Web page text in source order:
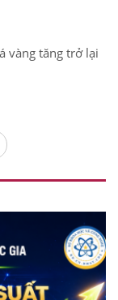
vàng tăng trở lại